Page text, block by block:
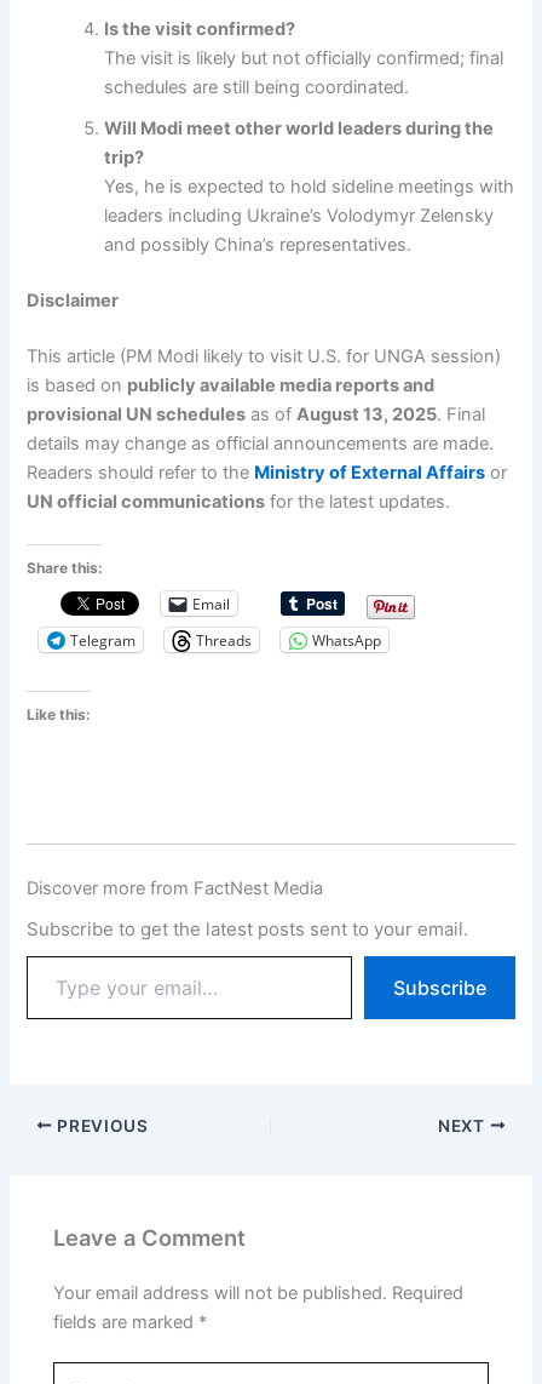
Is the visit confirmed?
The visit is likely but not officially confirmed; final
schedules are still being coordinated.
Will Modi meet other world leaders during the
trip?
Yes, he is expected to hold sideline meetings with
leaders including Ukraine’s Volodymyr Zelensky
and possibly China’s representatives.
Disclaimer
This article (PM Modi likely to visit U.S. for UNGA session)
is based on publicly available media reports and
provisional UN schedules as ofAugust 13, 2025. Final
details may change as official announcements are made.
Readers should refer to the Ministry of External Affairs or
UN official communications for the latest updates.
Share this:
Email
Telegram
Threads WhatsApp
Like this:
Discover more from FactNest Media
Subscribe to get the latest posts sent to your email.
Subscribe
PREVIOUS NEXT
Leave a Comment
Your email address will not be published. Required
fields are marked *